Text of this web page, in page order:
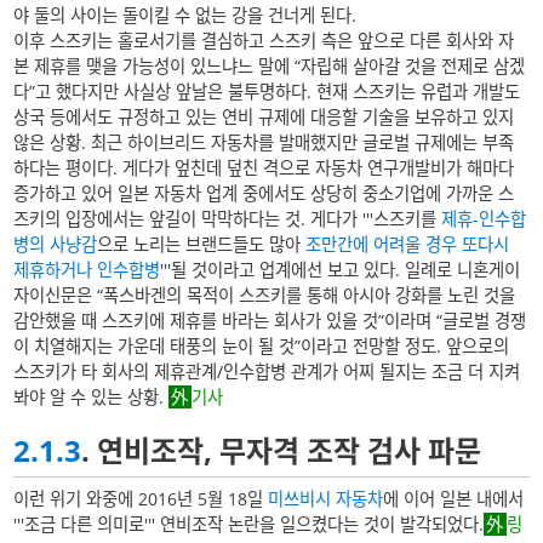
야 둘의 사이는 돌이킬 수 없는 강을 건너게 된다.
이후 스즈키는 홀로서기를 결심하고 스즈키 측은 앞으로 다른 회사와 자
본 제휴를 맺을 가능성이 있느냐느 말에 “자립해 살아갈 것을 전제로 삼겠
다”고 했다지만 사실상 앞날은 불투명하다. 현재 스즈키는 유럽과 개발도
상국 등에서도 규정하고 있는 연비 규제에 대응할 기술을 보유하고 있지
않은 상황. 최근 하이브리드 자동차를 발매했지만 글로벌 규제에는 부족
하다는 평이다. 게다가 엎친데 덮친 격으로 자동차 연구개발비가 해마다
증가하고 있어 일본 자동차 업계 중에서도 상당히 중소기업에 가까운 스
즈키의 입장에서는 앞길이 막막하다는 것. 게다가 '''스즈키를제휴-인수합
병의 사냥감으로 노리는 브랜드들도 많아조만간에 어려울 경우 또다시
제휴하거나 인수합병'''될 것이라고 업계에선 보고 있다. 일례로 니혼게이
자이신문은 “폭스바겐의 목적이 스즈키를 통해 아시아 강화를 노린 것을
감안했을 때 스즈키에 제휴를 바라는 회사가 있을 것”이라며 “글로벌 경쟁
이 치열해지는 가운데 태풍의 눈이 될 것”이라고 전망할 정도. 앞으로의
스즈키가 타 회사의 제휴관계/인수합병 관계가 어찌 될지는 조금 더 지켜
봐야 알 수 있는 상황.
기사
2.1.3. 연비조작, 무자격 조작 검사 파문
이런 위기 와중에 2016년 5월 18일 미쓰비시 자동차에 이어 일본 내에서
'''조금 다른 의미로''' 연비조작 논란을 일으켰다는 것이 발각되었다.
링